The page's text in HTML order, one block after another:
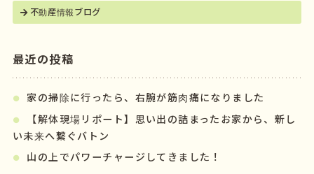
不動産情報ブログ
最近の投稿
家の掃除に行ったら、右腕が筋肉痛になりました
【解体現場リポート】思い出の詰まったお家から、新し
い未来へ繋ぐバトン
山の上でパワーチャージしてきました！